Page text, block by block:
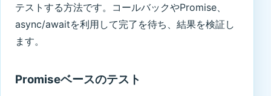
テストする方法です。コールバックやPromise、
async/awaitを利用して完了を待ち、結果を検証し
ます。
Promiseベースのテスト